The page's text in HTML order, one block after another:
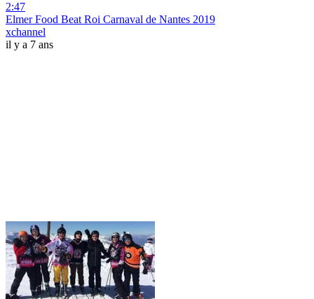
2:47
Elmer Food Beat Roi Carnaval de Nantes 2019
xchannel
il y a 7 ans